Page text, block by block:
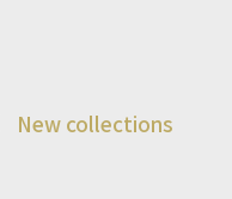
New collections